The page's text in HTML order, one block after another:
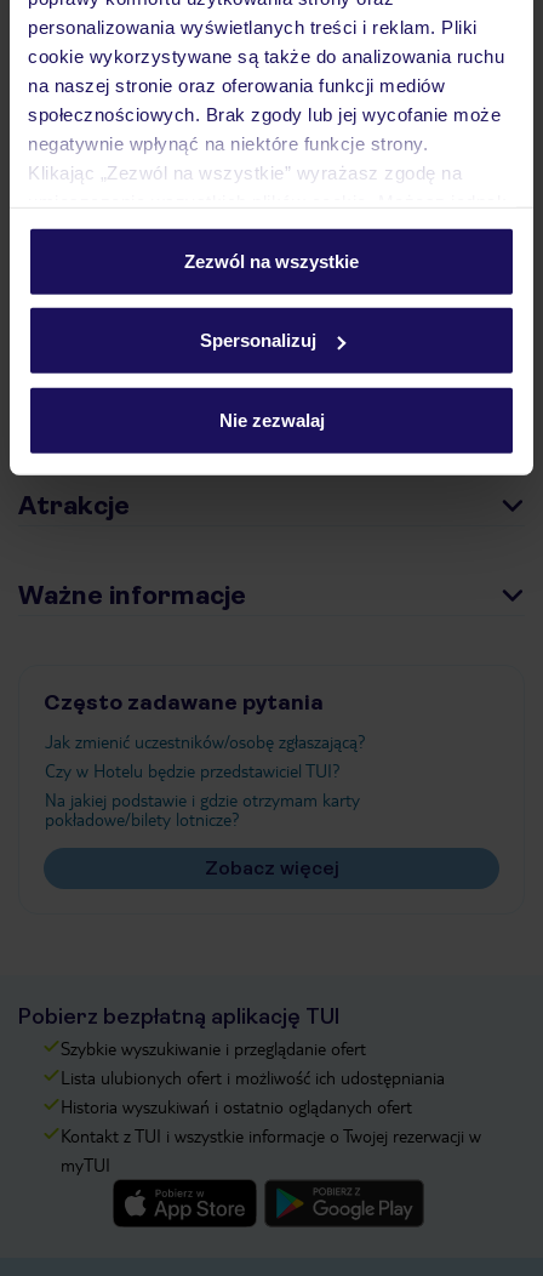
personalizowania wyświetlanych treści i reklam. Pliki
cookie wykorzystywane są także do analizowania ruchu
na naszej stronie oraz oferowania funkcji mediów
społecznościowych. Brak zgody lub jej wycofanie może
negatywnie wpłynąć na niektóre funkcje strony.
Klikając „Zezwól na wszystkie” wyrażasz zgodę na
personalizować swój wybór wchodząc w zakładkę
Szczegółowe informacje o plikach cookie znajdziesz
Zezwól na wszystkie
Spersonalizuj
Nie zezwalaj
Hotel
Opinie
Atrakcje
Ważne informacje
Często zadawane pytania
Jak zmienić uczestników/osobę zgłaszającą?
Czy w Hotelu będzie przedstawiciel TUI?
Na jakiej podstawie i gdzie otrzymam karty
pokładowe/bilety lotnicze?
Zobacz więcej
Pobierz bezpłatną aplikację TUI
Szybkie wyszukiwanie i przeglądanie ofert
Lista ulubionych ofert i możliwość ich udostępniania
Historia wyszukiwań i ostatnio oglądanych ofert
Kontakt z TUI i wszystkie informacje o Twojej rezerwacji w
myTUI